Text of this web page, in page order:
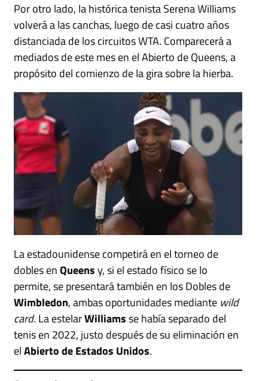
Por otro lado, la histórica tenista Serena Williams
volverá a las canchas, luego de casi cuatro años
distanciada de los circuitos WTA. Comparecerá a
mediados de este mes en el Abierto de Queens, a
propósito del comienzo de la gira sobre la hierba.
La estadounidense competirá en el torneo de
dobles enQueensy, si el estado físico se lo
permite, se presentará también en los Dobles de
Wimbledon, ambas oportunidades mediante wild
card. La estelarWilliamsse había separado del
tenis en 2022, justo después de su eliminación en
elAbierto de Estados Unidos.